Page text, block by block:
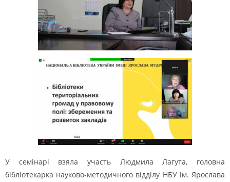
У семінарі взяла участь Людмила Лагута, головна
бібліотекарка науково-методичного відділу НБУ ім. Ярослава